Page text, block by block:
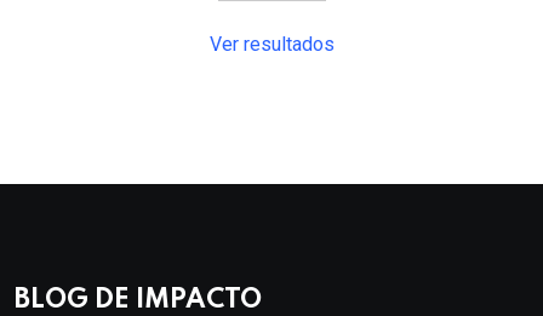
Ver resultados
BLOG DE IMPACTO